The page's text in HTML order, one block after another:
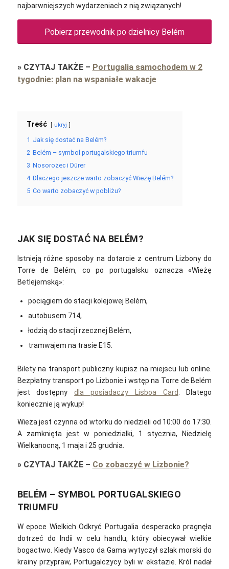
najbarwniejszych wydarzeniach z nią związanych!
Pobierz przewodnik po dzielnicy Belém
» CZYTAJ TAKŻE– Portugalia samochodem w 2
tygodnie: plan na wspaniałe wakacje
Treść ukryj
1 Jak się dostać na Belém?
2 Belém – symbol portugalskiego triumfu
3 Nosorożec i Dürer
4 Dlaczego jeszcze warto zobaczyć Wieżę Belém?
5 Co warto zobaczyć w pobliżu?
JAK SIĘ DOSTAĆ NA BELÉM?
Istnieją różne sposoby na dotarcie z centrum Lizbony do
Torre de Belém, co po portugalsku oznacza «Wieżę
Betlejemską»:
pociągiem do stacji kolejowej Belém,
autobusem 714,
łodzią do stacji rzecznej Belém,
tramwajem na trasie E15.
Bilety na transport publiczny kupisz na miejscu lub online.
Bezpłatny transport po Lizbonie i wstęp na Torre de Belém
jest dostępnydla posiadaczy Lisboa Card. Dlatego
koniecznie ją wykup!
Wieża jest czynna od wtorku do niedzieli od 10:00 do 17:30.
A zamknięta jest w poniedziałki, 1 stycznia, Niedzielę
Wielkanocną, 1 maja i 25 grudnia.
» CZYTAJ TAKŻE– Co zobaczyć w Lizbonie?
BELÉM – SYMBOL PORTUGALSKIEGO
TRIUMFU
W epoce Wielkich Odkryć Portugalia desperacko pragnęła
dotrzeć do Indii w celu handlu, który obiecywał wielkie
bogactwo. Kiedy Vasco da Gama wytyczył szlak morski do
krainy przypraw, Portugalczycy byli w ekstazie. Król nadał